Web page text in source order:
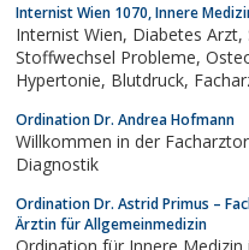
Internist Wien 1070, Innere
Internist Wien, Diabetes Arzt, Spezialist für Diabetes und
Stoffwechsel Probleme, Osteoporose, Hormone, Herz, Gefäße,
Ordination Dr. Andrea Hofmann
Willkommen in der
Diagnostik
Ordination Dr. Astrid Primus –
Ärztin für Allgemeinmedizin